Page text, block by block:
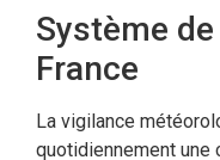
Système
France
La vigilance
quotidiennement une